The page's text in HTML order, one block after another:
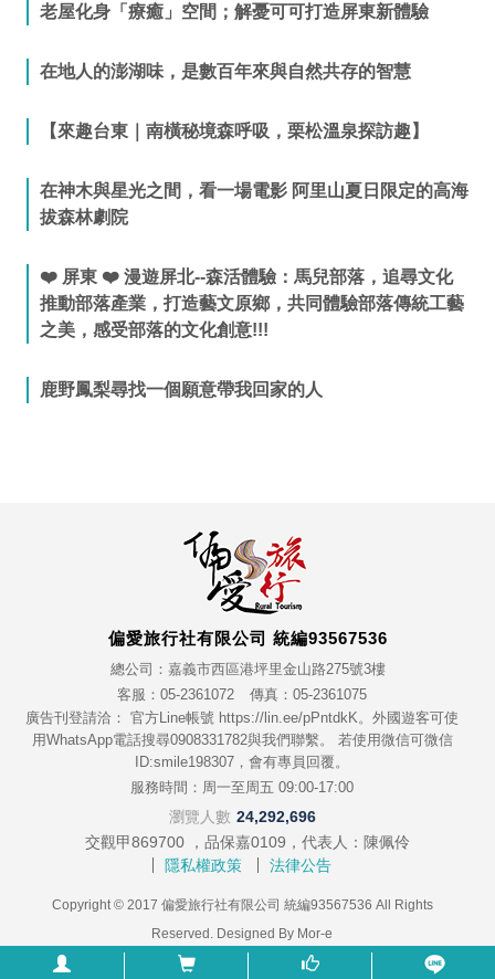
老屋化身「療癒」空間；解憂可可打造屏東新體驗
在地人的澎湖味，是數百年來與自然共存的智慧
【來趣台東｜南橫秘境森呼吸，栗松溫泉探訪趣】
在神木與星光之間，看一場電影 阿里山夏日限定的高海
拔森林劇院
❤️ 屏東 ❤️ 漫遊屏北--森活體驗：馬兒部落，追尋文化
推動部落產業，打造藝文原鄉，共同體驗部落傳統工藝
之美，感受部落的文化創意!!!
鹿野鳳梨尋找一個願意帶我回家的人
偏愛旅行社有限公司 統編93567536
總公司：嘉義市西區港坪里金山路275號3樓
客服：05-2361072
傳真：05-2361075
廣告刊登請洽： 官方Line帳號 https://lin.ee/pPntdkK。外國遊客可使
用WhatsApp電話搜尋0908331782與我們聯繫。 若使用微信可微信
ID:smile198307，會有專員回覆。
服務時間：周一至周五 09:00-17:00
瀏覽人數 24,292,696
交觀甲869700 ，品保嘉0109，代表人：陳佩伶
隱私權政策
法律公告
Copyright © 2017 偏愛旅行社有限公司 統編93567536 All Rights
Reserved. Designed By Mor-e